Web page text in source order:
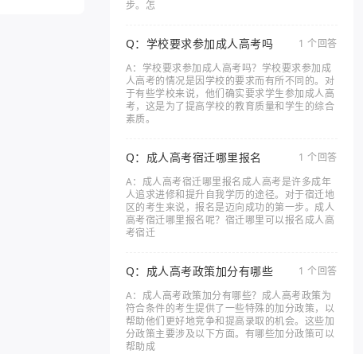
步。怎
Q：学校要求参加成人高考吗
1 个回答
A：学校要求参加成人高考吗？学校要求参加成
人高考的情况是因学校的要求而有所不同的。对
于有些学校来说，他们确实要求学生参加成人高
考，这是为了提高学校的教育质量和学生的综合
素质。
Q：成人高考宿迁哪里报名
1 个回答
A：成人高考宿迁哪里报名成人高考是许多成年
人追求进修和提升自我学历的途径。对于宿迁地
区的考生来说，报名是迈向成功的第一步。成人
高考宿迁哪里报名呢？宿迁哪里可以报名成人高
考宿迁
Q：成人高考政策加分有哪些
1 个回答
A：成人高考政策加分有哪些？成人高考政策为
符合条件的考生提供了一些特殊的加分政策，以
帮助他们更好地竞争和提高录取的机会。这些加
分政策主要涉及以下方面。有哪些加分政策可以
帮助成